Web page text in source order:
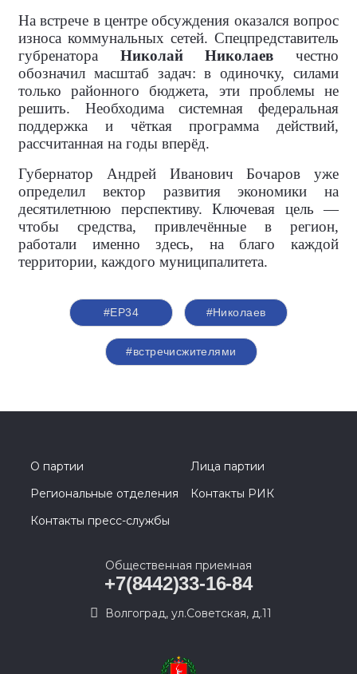
На встрече в центре обсуждения оказался вопрос
износа коммунальных сетей. Спецпредставитель
губренатора Николай Николаев честно
обозначил масштаб задач: в одиночку, силами
только районного бюджета, эти проблемы не
решить. Необходима системная федеральная
поддержка и чёткая программа действий,
рассчитанная на годы вперёд.
Губернатор Андрей Иванович Бочаров уже
определил вектор развития экономики на
десятилетнюю перспективу. Ключевая цель —
чтобы средства, привлечённые в регион,
работали именно здесь, на благо каждой
территории, каждого муниципалитета.
#ЕР34 #Николаев
#встречисжителями
О партии
Лица партии
Региональные отделения
Контакты РИК
Контакты пресс-службы
Общественная приемная
+7(8442)33-16-84
Волгоград, ул.Советская, д.11